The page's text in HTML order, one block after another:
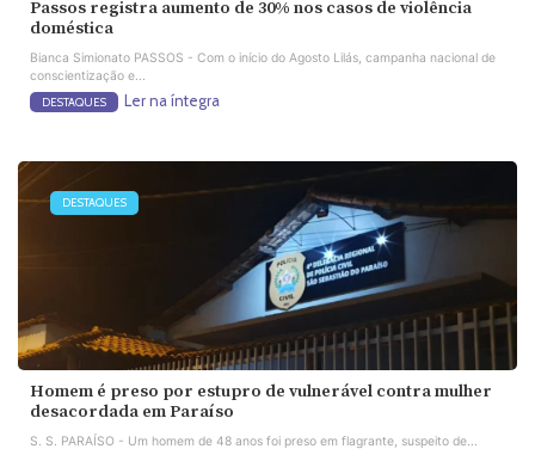
Passos registra aumento de 30% nos casos de violência
doméstica
Bianca Simionato PASSOS - Com o início do Agosto Lilás, campanha nacional de
conscientização e...
DESTAQUES Ler na íntegra
DESTAQUES
Homem é preso por estupro de vulnerável contra mulher
desacordada em Paraíso
S. S. PARAÍSO - Um homem de 48 anos foi preso em flagrante, suspeito de...